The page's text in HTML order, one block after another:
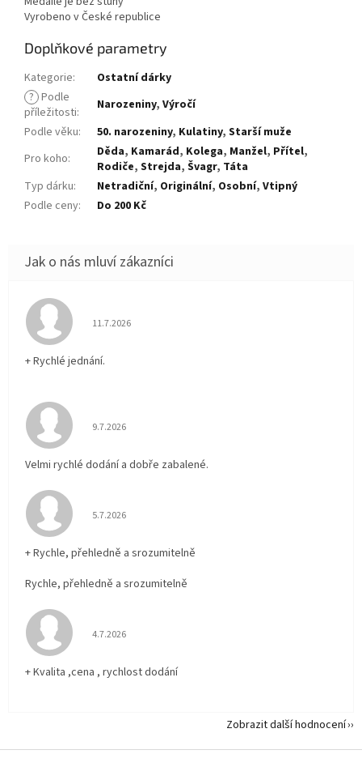
Vyrobeno v České republice
Doplňkové parametry
Kategorie:
Ostatní dárky
? Podle
příležitosti: Narozeniny, Výročí
Podle věku: 50. narozeniny, Kulatiny, Starší muže
Pro koho: Děda, Kamarád, Kolega, Manžel, Přítel,
Rodiče, Strejda, Švagr, Táta
Typ dárku: Netradiční, Originální, Osobní, Vtipný
Podle ceny: Do 200 Kč
Hodnocení obchodu je 5 z 5 hvězdiček.
11.7.2026
+ Rychlé jednání.
Hodnocení obchodu je 5 z 5 hvězdiček.
9.7.2026
Velmi rychlé dodání a dobře zabalené.
Hodnocení obchodu je 5 z 5 hvězdiček.
5.7.2026
+ Rychle, přehledně a srozumitelně
Rychle, přehledně a srozumitelně
Hodnocení obchodu je 5 z 5 hvězdiček.
4.7.2026
+ Kvalita ,cena , rychlost dodání
Zobrazit další hodnocení